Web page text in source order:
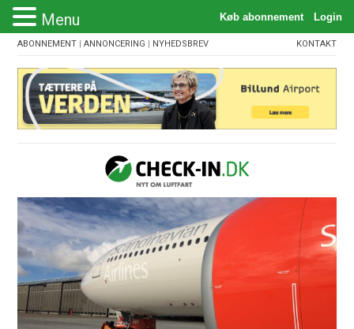
ABONNEMENT |ANNONCERING | NYHEDSBREV KONTAKT
Menu